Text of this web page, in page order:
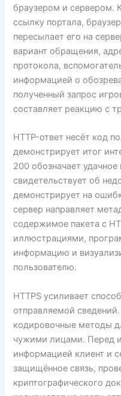
браузером и сервером.
ссылку портала,
пересылает его на
вариант обращения,
протокола,
информацией о
полученный запрос
составляет реакцию с
HTTP-ответ несёт код
демонстрирует итог
200 обозначает
свидетельствует об
демонстрирует на
сервер направляет
содержимое пакета с
иллюстрациями,
информацию и
пользователю.
HTTPS усиливает
отправляемой
кодировочные методы
чужими лицами. Перед
информацией клиент и
защищённое связь,
криптографического